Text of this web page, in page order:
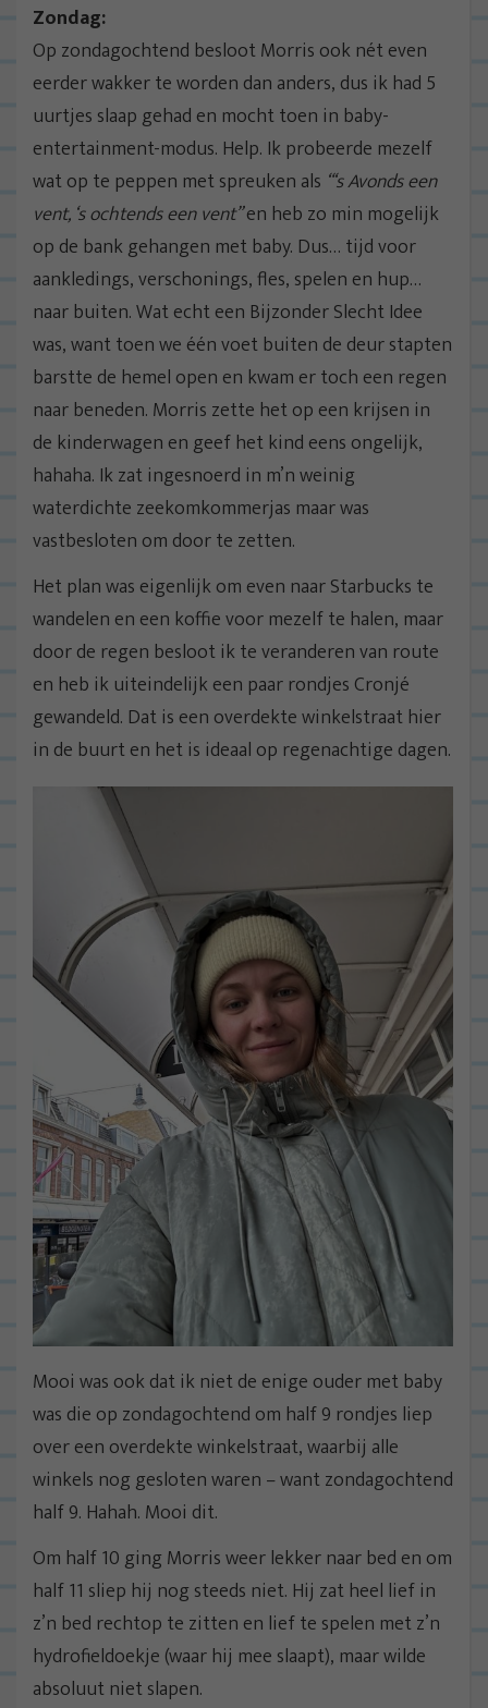
Zondag:
Op zondagochtend besloot Morris ook nét even
eerder wakker te worden dan anders, dus ik had 5
uurtjes slaap gehad en mocht toen in baby-
entertainment-modus. Help. Ik probeerde mezelf
wat op te peppen met spreuken als “‘s Avonds een
vent, ‘s ochtends een vent”en heb zo min mogelijk
op de bank gehangen met baby. Dus… tijd voor
aankledings, verschonings, fles, spelen en hup…
naar buiten. Wat echt een Bijzonder Slecht Idee
was, want toen we één voet buiten de deur stapten
barstte de hemel open en kwam er toch een regen
naar beneden. Morris zette het op een krijsen in
de kinderwagen en geef het kind eens ongelijk,
hahaha. Ik zat ingesnoerd in m’n weinig
waterdichte zeekomkommerjas maar was
vastbesloten om door te zetten.
Het plan was eigenlijk om even naar Starbucks te
wandelen en een koffie voor mezelf te halen, maar
door de regen besloot ik te veranderen van route
en heb ik uiteindelijk een paar rondjes Cronjé
gewandeld. Dat is een overdekte winkelstraat hier
in de buurt en het is ideaal op regenachtige dagen.
Mooi was ook dat ik niet de enige ouder met baby
was die op zondagochtend om half 9 rondjes liep
over een overdekte winkelstraat, waarbij alle
winkels nog gesloten waren – want zondagochtend
half 9. Hahah. Mooi dit.
Om half 10 ging Morris weer lekker naar bed en om
half 11 sliep hij nog steeds niet. Hij zat heel lief in
z’n bed rechtop te zitten en lief te spelen met z’n
hydrofieldoekje (waar hij mee slaapt), maar wilde
absoluut niet slapen.